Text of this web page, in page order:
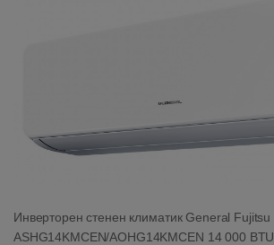
Инверторен стенен климатик General Fujitsu
ASHG14KMCEN/AOHG14KMCEN 14 000 BTU